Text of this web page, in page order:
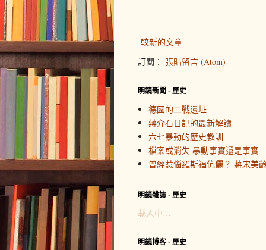
較新的文章
訂閱： 張貼留言 (Atom)
明鏡新聞 - 歷史
德國的二戰遺址
蔣介石日記的最新解讀
六七暴動的歷史教訓
檔案或消失 暴動事實還是事實
曾經惹惱羅斯福伉儷？ 蔣宋美
明鏡雜誌 - 歷史
載入中…
明鏡博客 - 歷史